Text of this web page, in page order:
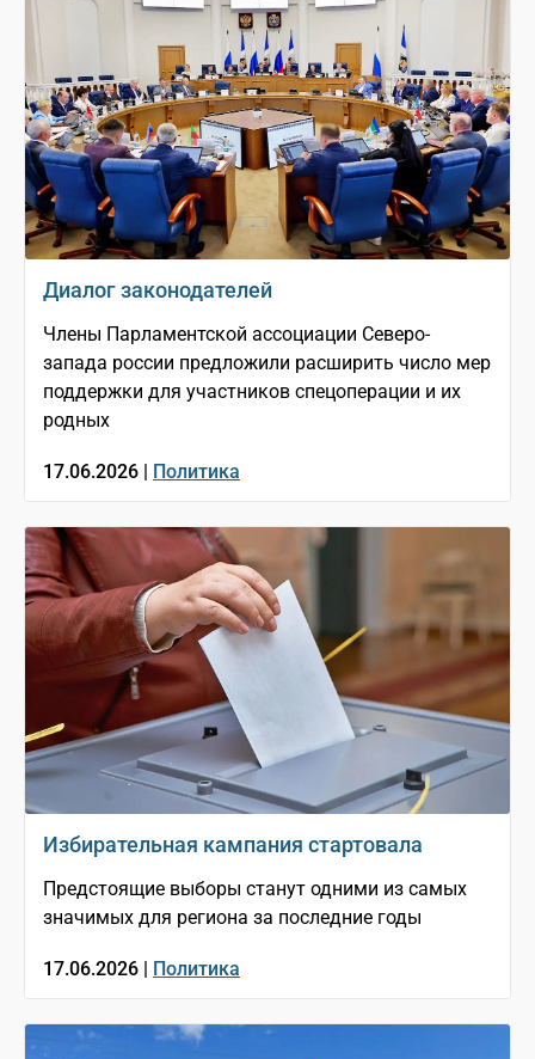
Диалог законодателей
Члены Парламентской ассоциации Северо-
запада россии предложили расширить число мер
поддержки для участников спецоперации и их
родных
17.06.2026 | Политика
Избирательная кампания стартовала
Предстоящие выборы станут одними из самых
значимых для региона за последние годы
17.06.2026 | Политика